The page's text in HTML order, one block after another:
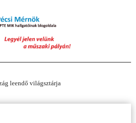
leendő világsztárja